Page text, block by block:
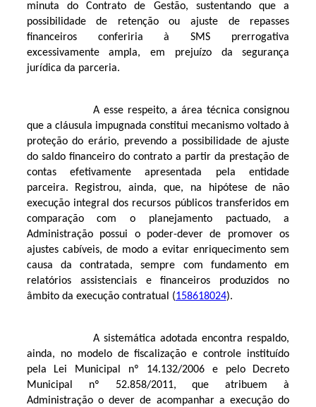
minuta do Contrato de Gestão, sustentando que a
possibilidade de retenção ou ajuste de repasses
financeiros conferiria à SMS prerrogativa
excessivamente ampla, em prejuízo da segurança
jurídica da parceria.
A esse respeito, a área técnica consignou
que a cláusula impugnada constitui mecanismo voltado à
proteção do erário, prevendo a possibilidade de ajuste
do saldo financeiro do contrato a partir da prestação de
contas efetivamente apresentada pela entidade
parceira. Registrou, ainda, que, na hipótese de não
execução integral dos recursos públicos transferidos em
comparação com o planejamento pactuado, a
Administração possui o poder-dever de promover os
ajustes cabíveis, de modo a evitar enriquecimento sem
causa da contratada, sempre com fundamento em
relatórios assistenciais e financeiros produzidos no
âmbito da execução contratual (158618024).
A sistemática adotada encontra respaldo,
ainda, no modelo de fiscalização e controle instituído
pela Lei Municipal nº 14.132/2006 e pelo Decreto
Municipal nº 52.858/2011, que atribuem à
Administração o dever de acompanhar a execução do